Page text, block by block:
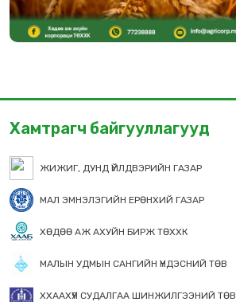
Хамтрагч байгууллагууд
ЖИЖИГ, ДУНД ҮЙЛДВЭРИЙН ГАЗАР
МАЛ ЭМНЭЛЭГИЙН ЕРӨНХИЙ ГАЗАР
ХӨДӨӨ АЖ АХУЙН БИРЖ ТӨХХК
МАЛЫН УДМЫН САНГИЙН ҮНДЭСНИЙ ТӨВ
ХХААХҮЯ СУДАЛГАА ШИНЖИЛГЭЭНИЙ ТӨВ